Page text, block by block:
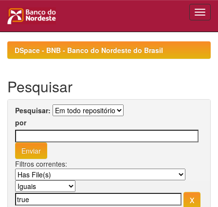
navigationDSpace - BNB - Banco do Nordeste do Brasil
Pesquisar
Pesquisar:
por
Filtros correntes: